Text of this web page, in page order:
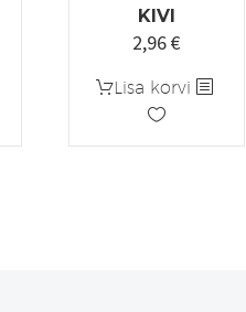
KIVI
Algne
oli:
3,70 €.
2,96€
on:
Lisa korvi